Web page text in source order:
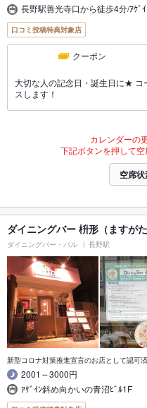
長野駅善光寺口から徒歩4分/ｱｹﾞ
口コミ投稿特典対象店
クーポン
大切な人の記念日・誕生日に★ コ
スします！
カレンダーの
下記ボタンを押して空
空席
ダイニングバー 枡形（ますがた
ダイニングバー・バル 長野駅
新型コロナ対策推進宣言のお店として認可済
2001～3000円
ｱｹﾞｲﾝ斜め向かいの青沼ﾋﾞﾙ1F